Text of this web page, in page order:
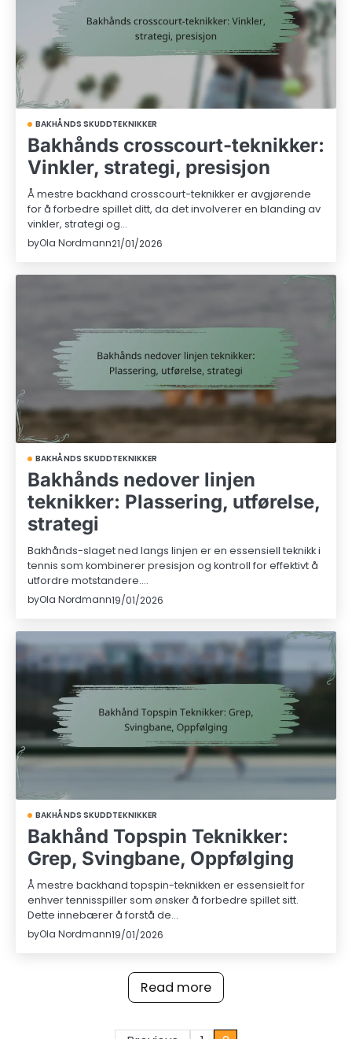
BAKHÅNDS SKUDDTEKNIKKER
Bakhånds crosscourt-teknikker:
Vinkler, strategi, presisjon
Å mestre backhand crosscourt-teknikker er avgjørende
for å forbedre spillet ditt, da det involverer en blanding av
vinkler, strategi og…
byOla Nordmann21/01/2026
BAKHÅNDS SKUDDTEKNIKKER
Bakhånds nedover linjen
teknikker: Plassering, utførelse,
strategi
Bakhånds-slaget ned langs linjen er en essensiell teknikk i
tennis som kombinerer presisjon og kontroll for effektivt å
utfordre motstandere.…
byOla Nordmann19/01/2026
BAKHÅNDS SKUDDTEKNIKKER
Bakhånd Topspin Teknikker:
Grep, Svingbane, Oppfølging
Å mestre backhand topspin-teknikken er essensielt for
enhver tennisspiller som ønsker å forbedre spillet sitt.
Dette innebærer å forstå de…
byOla Nordmann19/01/2026
Read more